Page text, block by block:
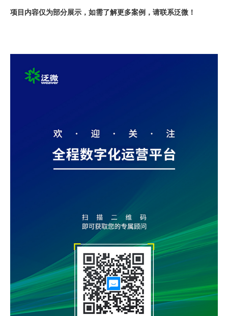
项目内容仅为部分展示，如需了解更多案例，请联系泛微！